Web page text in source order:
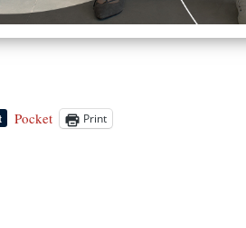
Pocket Print